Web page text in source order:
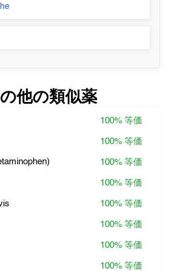
他の類似薬
100% 等価
100% 等価
100% 等価
100% 等価
100% 等価
100% 等価
100% 等価
100% 等価